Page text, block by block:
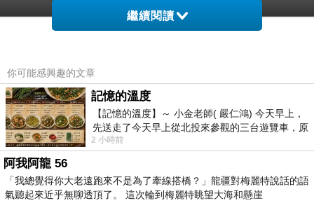
就會更好？
世界上『沒有早知道』
有一些時候會想
是不是可以見以前朋友？
他們記得我？
繼續閱讀
你可能感興趣的文章
記憶的溫度
【記憶的溫度】～ 小金老師( 嚴仁鴻) 今天早上，
先送走了今天早上從北投來參觀的三台遊覽車，原
以為展場已經差不多要安靜下來，卻發
2 小時前
阿我阿龍 56
「我總覺得你大老遠跑來不是為了牽線搭橋？」龍疆對梅麗特說話的語
氣聽起來近乎無聊透頂了。 這次輪到梅麗特眺望大海和懸崖